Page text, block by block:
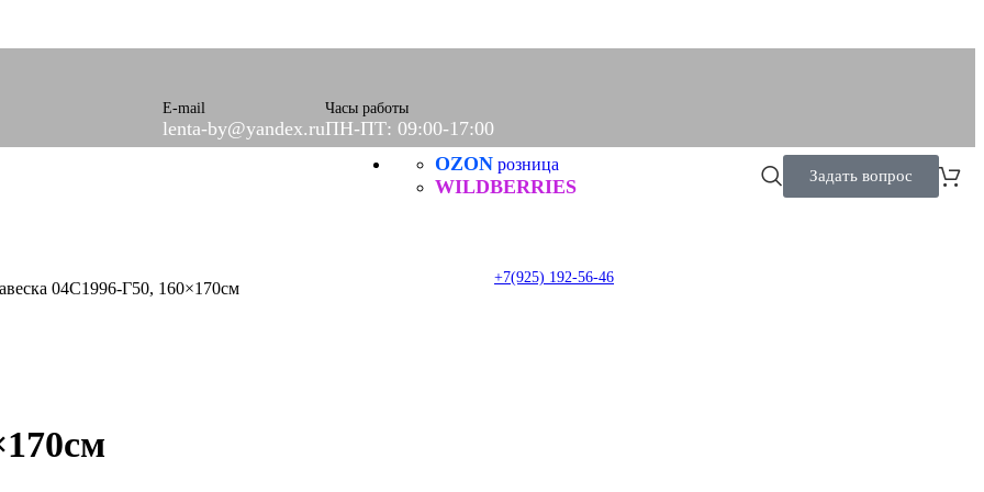
E-mail
lenta-by@yandex.ru
Часы работы
ПН-ПТ: 09:00-17:00
+7(925) 192-56-46
OZON розница
WILDBERRIES
Задать вопрос
04С1996-Г50, 160×170см